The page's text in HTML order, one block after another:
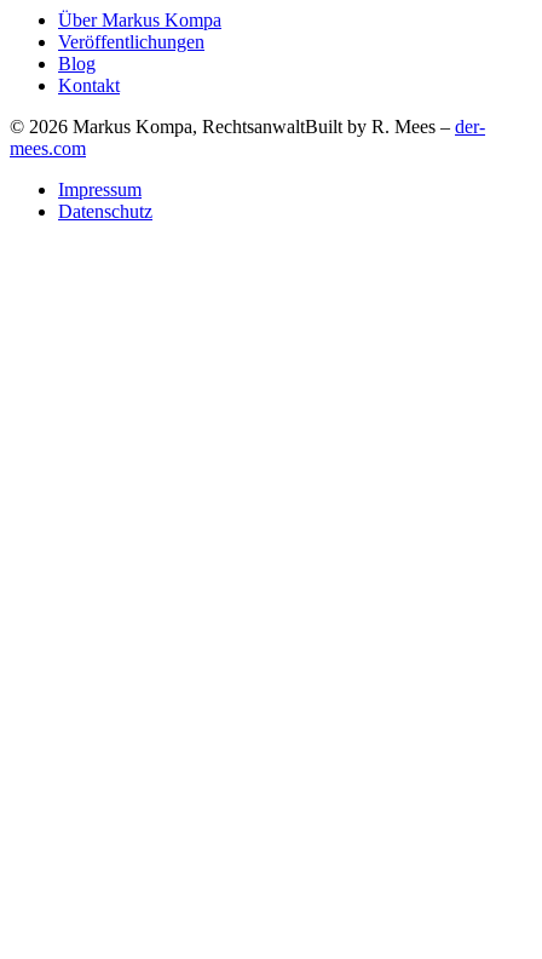
Über Markus Kompa
Veröffentlichungen
Blog
Kontakt
© 2026 Markus Kompa, RechtsanwaltBuilt by R. Mees – der-
mees.com
Impressum
Datenschutz